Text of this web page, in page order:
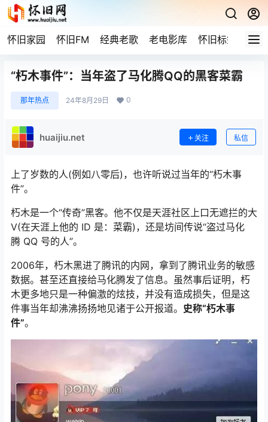
怀旧家园 怀旧FM 经典老歌 老电影库 怀旧标签 网
“朽木事件”：当年盗了马化腾QQ的黑客菜霸
那年热点 24年8月29日 0
huaijiu.net 关注 私信
上了岁数的人(例如八零后)，也许听说过当年的“朽木事
件”。
朽木是一个“传奇”黑客。他不仅是天涯社区上口无遮拦的大
V(在天涯上他的 ID 是：菜霸)，还是坊间传说“盗过马化
腾 QQ 号的人”。
2006年，朽木黑进了腾讯的内网，拿到了腾讯业务的敏感
数据。甚至还直接给马化腾发了信息。虽然事后证明，朽
木更多地只是一种偏激的炫技，并没有造成损失，但是这
件事当年却沸沸扬扬地见诸于公开报道。 史称“朽木事
件”。